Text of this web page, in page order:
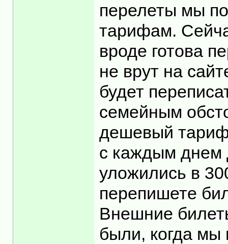
перелеты мы
тарифам.
вроде готова
не врут на
будет
семейным
дешевый тариф
с каждым днем
уложились в
перепишете
Внешние
были, когда мы